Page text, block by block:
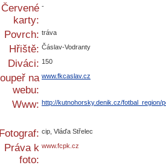
Červené
karty:
-
Povrch: tráva
Hřiště: Čáslav-Vodranty
Diváci: 150
na
webu:
www.fkcaslav.cz
Www: http://kutnohorsky.denik.cz/
Fotograf: cip, Vláďa Střelec
Práva k
foto:
www.fcpk.cz